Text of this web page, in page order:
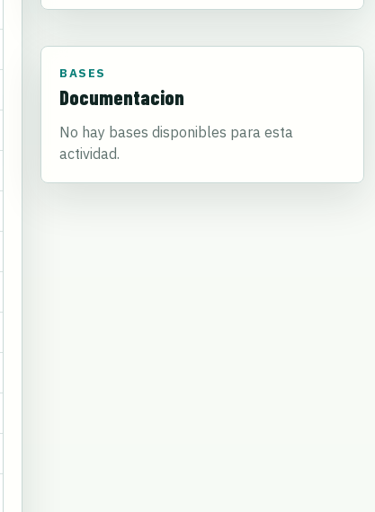
BASES
Documentacion
No hay bases disponibles para esta
actividad.